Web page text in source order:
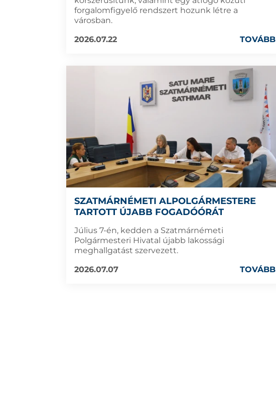
forgalomfigyelő rendszert hozunk létre a
városban.
2026.07.22
TOVÁBB
SZATMÁRNÉMETI ALPOLGÁRMESTERE
TARTOTT ÚJABB FOGADÓÓRÁT
Július 7-én, kedden a Szatmárnémeti
Polgármesteri Hivatal újabb lakossági
meghallgatást szervezett.
2026.07.07
TOVÁBB